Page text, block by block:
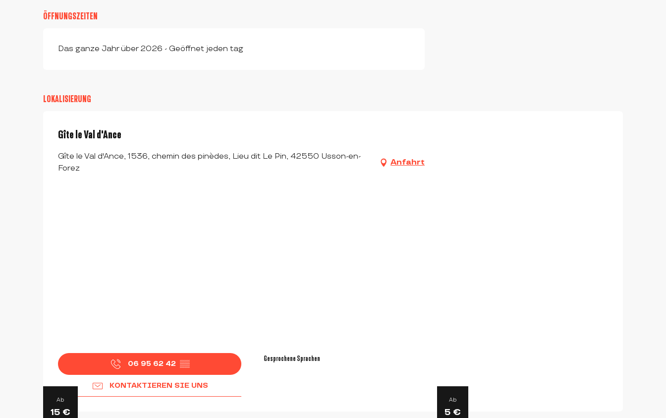
ÖFFNUNGSZEITEN
Das ganze Jahr über 2026 - Geöffnet jeden tag
LOKALISIERUNG
Gîte le Val d'Ance
Gîte le Val d'Ance, 1536, chemin des pinèdes, Lieu dit Le Pin, 42550 Usson-en-
Forez
Anfahrt
06 95 62 42 ▒▒
KONTAKTIEREN SIE UNS
Gesprochene Sprachen
Gesprochene Sprachen
Ab
15 €
Ab
5 €